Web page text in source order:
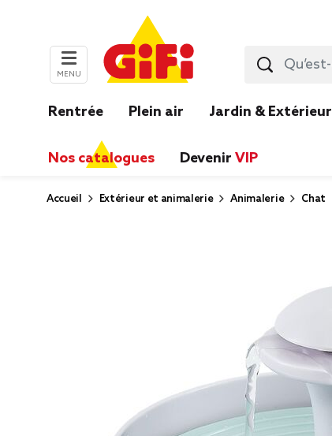
MENU
Rentrée Plein air Jardin & Extérieur
Nos catalogues Devenir VIP
Accueil Extérieur et animalerie Animalerie Chat